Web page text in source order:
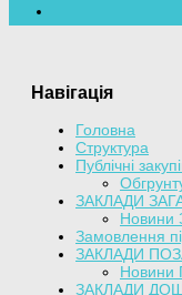
Навігація
Головна
Структура
Публічні
ЗАКЛАДИ
Новини
Замовлення
ЗАКЛАДИ
Новини
ЗАКЛАДИ